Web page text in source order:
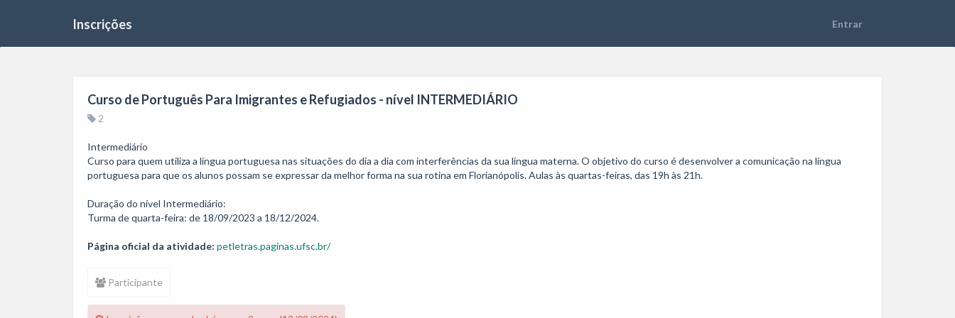
Inscrições
Curso de Português Para Imigrantes e Refugiados - nível INTERMEDIÁRIO
2
Intermediário
Curso para quem utiliza a língua portuguesa nas situações do dia a dia com interferências da sua língua materna. O objetivo do curso é desenvolver a comunicação na língua
portuguesa para que os alunos possam se expressar da melhor forma na sua rotina em Florianópolis. Aulas às quartas-feiras, das 19h às 21h.
Duração do nível Intermediário:
Página oficial da atividade: petletras.paginas.ufsc.br/
Participante